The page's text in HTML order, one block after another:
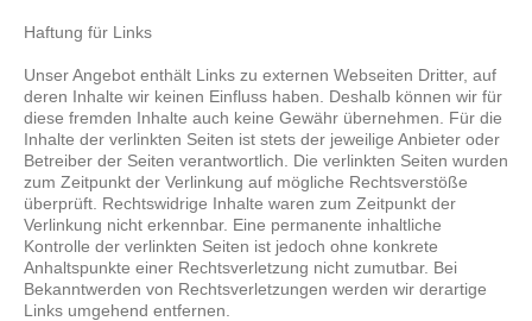
Haftung für Links
Unser Angebot enthält Links zu externen Webseiten Dritter, auf
deren Inhalte wir keinen Einfluss haben. Deshalb können wir für
diese fremden Inhalte auch keine Gewähr übernehmen. Für die
Inhalte der verlinkten Seiten ist stets der jeweilige Anbieter oder
Betreiber der Seiten verantwortlich. Die verlinkten Seiten wurden
zum Zeitpunkt der Verlinkung auf mögliche Rechtsverstöße
überprüft. Rechtswidrige Inhalte waren zum Zeitpunkt der
Verlinkung nicht erkennbar. Eine permanente inhaltliche
Kontrolle der verlinkten Seiten ist jedoch ohne konkrete
Anhaltspunkte einer Rechtsverletzung nicht zumutbar. Bei
Bekanntwerden von Rechtsverletzungen werden wir derartige
Links umgehend entfernen.